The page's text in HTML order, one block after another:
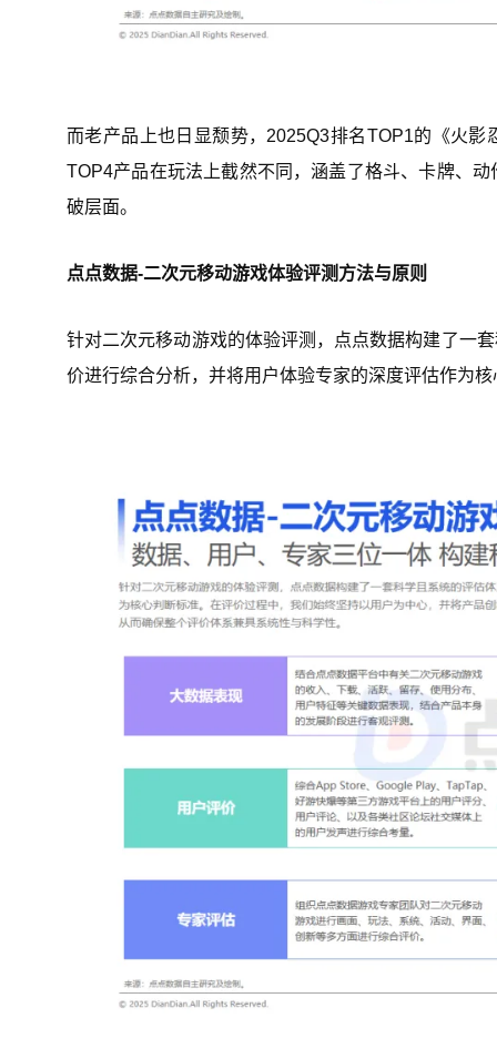
而老产品上也日显颓势，2025Q3排名TOP1的《火
TOP4产品在玩法上截然不同，涵盖了格斗、卡牌、
破层面。
点点数据-二次元移动游戏体验评测方法与原则
针对二次元移动游戏的体验评测，点点数据构建了一
价进行综合分析，并将用户体验专家的深度评估作为